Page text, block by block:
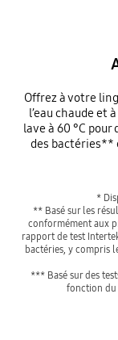
Offrez à votre
l’eau chaude et
lave à 60 °C
des bactéries**
*
** Basé sur les
conformément aux
rapport de test
bactéries, y compris
*** Basé sur des
fonction du